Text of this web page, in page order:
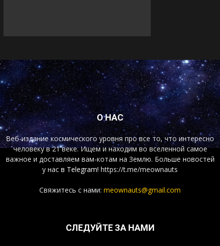
О НАС
Веб-издание космического уровня про все то, что интересно
человеку в 21 веке. Ищем и находим во вселенной самое
важное и доставляем вам-котам на Землю. Больше новостей
у нас в Telegram! https://t.me/meownauts
Свяжитесь с нами: meownauts@gmail.com
СЛЕДУЙТЕ ЗА НАМИ